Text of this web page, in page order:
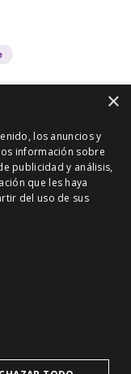
×
los anuncios y
información sobre
publicidad y análisis,
que les haya
del uso de sus